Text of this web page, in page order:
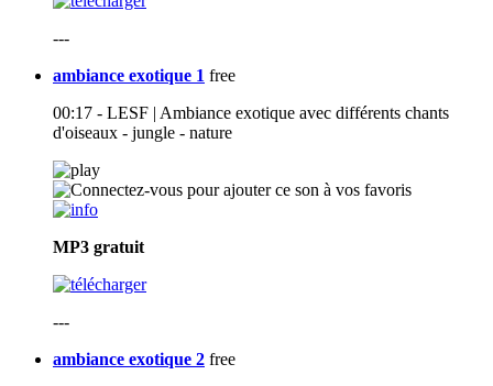
---
ambiance exotique 1 free
00:17 - LESF | Ambiance exotique avec différents chants
d'oiseaux - jungle - nature
MP3 gratuit
---
ambiance exotique 2 free